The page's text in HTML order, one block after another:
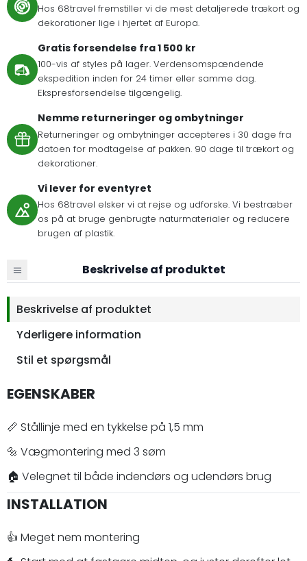
Hos 68travel fremstiller vi de mest detaljerede trækort og
dekorationer lige i hjertet af Europa.
Gratis forsendelse fra 1 500 kr
100-vis af styles på lager. Verdensomspændende
ekspedition inden for 24 timer eller samme dag.
Ekspresforsendelse tilgængelig.
Nemme returneringer og ombytninger
Returneringer og ombytninger accepteres i 30 dage fra
datoen for modtagelse af pakken. 90 dage til trækort og
dekorationer.
Vi lever for eventyret
Hos 68travel elsker vi at rejse og udforske. Vi bestræber
os på at bruge genbrugte naturmaterialer og reducere
brugen af plastik.
Beskrivelse af produktet
Beskrivelse af produktet
Yderligere information
Stil et spørgsmål
EGENSKABER
📏 Stållinje med en tykkelse på 1,5 mm
🔩 Vægmontering med 3 søm
🏠 Velegnet til både indendørs og udendørs brug
INSTALLATION
👍 Meget nem montering